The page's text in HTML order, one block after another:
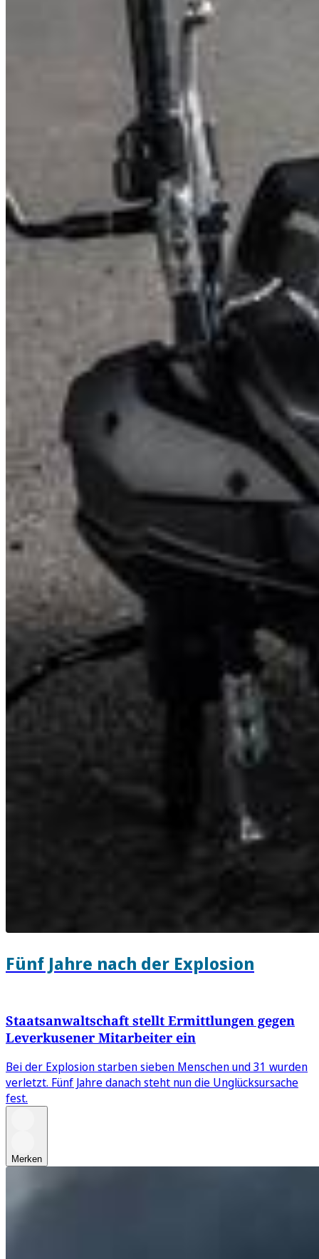
Fünf Jahre nach der Explosion
Staatsanwaltschaft stellt Ermittlungen gegen
Leverkusener Mitarbeiter ein
Bei der Explosion starben sieben Menschen und 31 wurden
verletzt. Fünf Jahre danach steht nun die Unglücksursache
fest.
Merken